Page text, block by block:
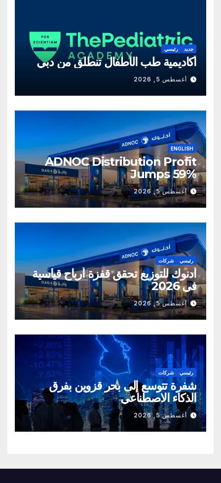
جديد رئيسي
أكاديمية طب الأطفال تنطلق من دبي
أغسطس 5, 2026
ENGLISH
ADNOC Distribution Profit
Jumps 59%
أغسطس 5, 2026
رئيسي شركات
أدنوك للتوزيع تحقق قفزة أرباح قياسية
في 2026
أغسطس 5, 2026
رئيسي شركات
شفرة تتوسع إلى بحر قزوين بفرق
الذكاء الاصطناعي
أغسطس 5, 2026